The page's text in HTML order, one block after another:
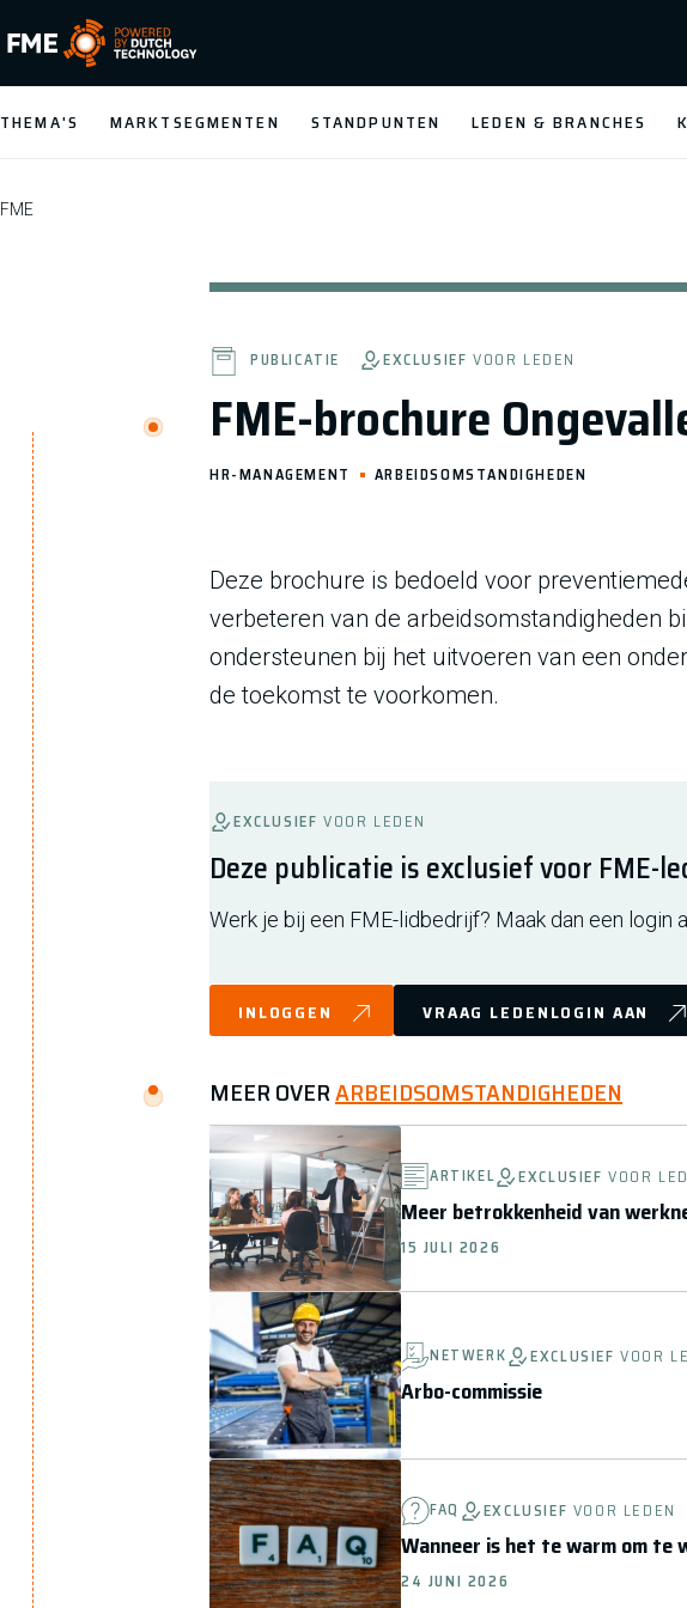
FME Logo, to the homepage
THEMA'S MARKTSEGMENTEN STANDPUNTEN LEDEN & BRANCHES
FME
FME-brochure
PUBLICATIE EXCLUSIEF VOOR LEDEN
HR-MANAGEMENT ARBEIDSOMSTANDIGHEDEN
Deze brochure is bedoeld voor
verbeteren van de arbeidsomstandigheden
ondersteunen bij het uitvoeren van een
de toekomst te voorkomen.
EXCLUSIEF VOOR LEDEN
Deze publicatie is exclusief voor FME-
Werk je bij een FME-lidbedrijf? Maak dan een
INLOGGEN VRAAG LEDENLOGIN AAN
MEER OVERARBEIDSOMSTANDIGHEDEN
ARTIKEL EXCLUSIEFVOOR
Meer betrokkenheid van
15 JULI 2026
NETWERK EXCLUSIEFVOOR
Arbo-commissie
FAQ EXCLUSIEF VOOR LEDEN
Wanneer is het te warm om te
24 JUNI 2026